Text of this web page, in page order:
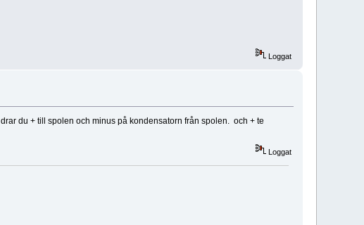
Loggat
du + till spolen och minus på kondensatorn från spolen. och + te
Loggat